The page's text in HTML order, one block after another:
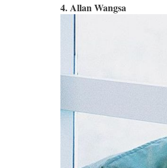
4. Allan Wangsa